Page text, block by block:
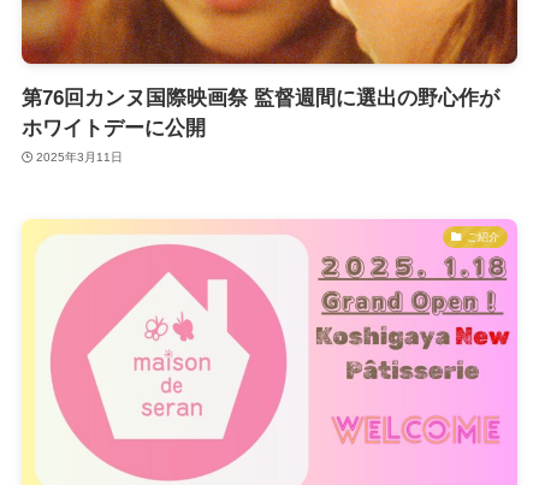
第76回カンヌ国際映画祭 監督週間に選出の野心作が
ホワイトデーに公開
2025年3月11日
ご紹介